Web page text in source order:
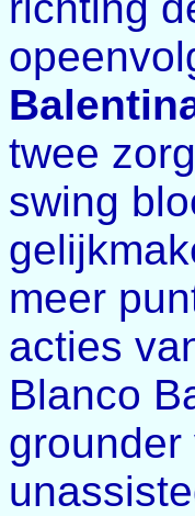
twee
swing
meer
acties
Blanco
grounder